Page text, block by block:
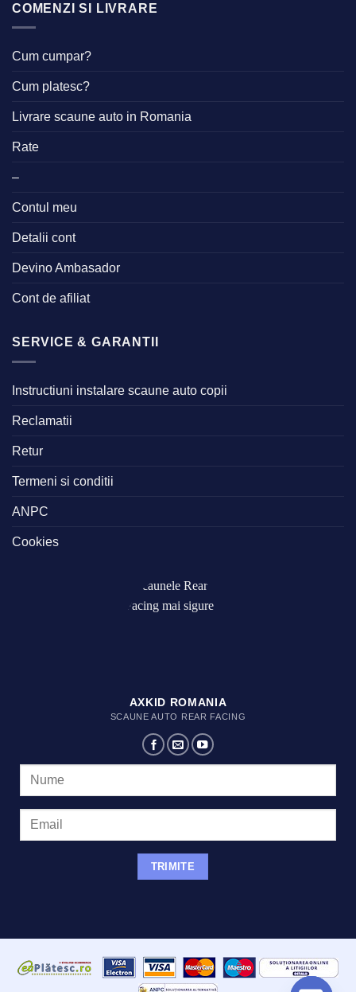
COMENZI SI LIVRARE
Cum cumpar?
Cum platesc?
Livrare scaune auto in Romania
Rate
–
Contul meu
Detalii cont
Devino Ambasador
Cont de afiliat
SERVICE & GARANTII
Instructiuni instalare scaune auto copii
Reclamatii
Retur
Termeni si conditii
ANPC
Cookies
AXKID ROMANIA
SCAUNE AUTO REAR FACING